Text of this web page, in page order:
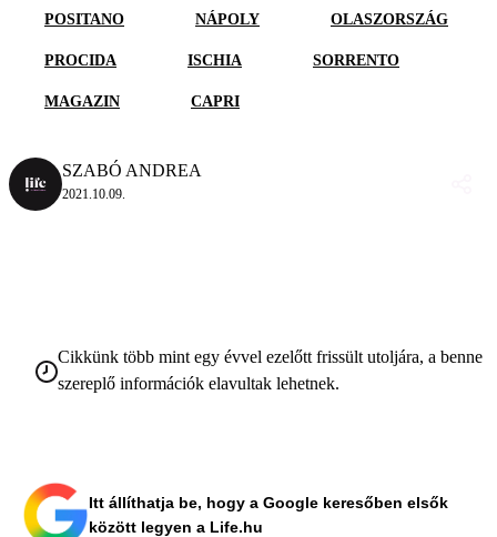
POSITANO NÁPOLY OLASZORSZÁG
PROCIDA ISCHIA SORRENTO
MAGAZIN CAPRI
SZABÓ ANDREA
2021.10.09.
Cikkünk több mint egy évvel ezelőtt frissült utoljára, a benne
szereplő információk elavultak lehetnek.
Itt állíthatja be, hogy a Google keresőben elsők
között legyen a Life.hu